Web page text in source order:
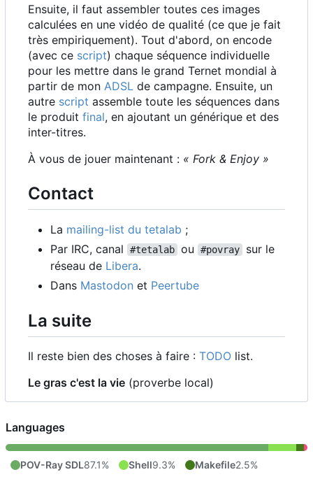
Ensuite, il faut assembler toutes ces images
calculées en une vidéo de qualité (ce que je fait
très empiriquement). Tout d'abord, on encode
(avec ce script) chaque séquence individuelle
pour les mettre dans le grand Ternet mondial à
partir de mon ADSL de campagne. Ensuite, un
autre script assemble toute les séquences dans
le produit final, en ajoutant un générique et des
inter-titres.
À vous de jouer maintenant : « Fork & Enjoy »
Contact
La mailing-list du tetalab ;
Par IRC, canal
#tetalab ou #povray
sur le
réseau de Libera.
Dans Mastodon et Peertube
La suite
Il reste bien des choses à faire : TODO list.
Le gras c'est la vie (proverbe local)
Languages
POV-Ray SDL87.1% Shell9.3% Makefile2.5%